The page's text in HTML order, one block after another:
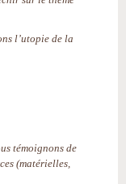
l’utopie de la
témoignons de
(matérielles,